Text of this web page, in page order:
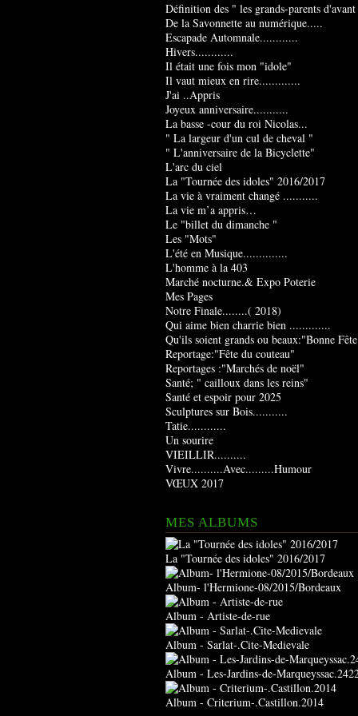
Définition des " les grands-parents
De la Savonnette au numérique.....
Escapade Automnale............
Hivers............
Il était une fois mon "idole"
Il vaut mieux en rire.............
J'ai ..Appris
Joyeux anniversaire...........
La basse -cour du roi Nicolas...
" La largeur d'un cul de cheval "
" L'anniversaire de la Bicyclette"
L'arc du ciel
La "Tournée des idoles" 2016/2017
La vie à vraiment changé ...........
La vie m’a appris…
Le "billet du dimanche "
Les "Mots"
L'été en Musique..............
L'homme à la 403
Marché nocturne.& Expo Poterie
Mes Pages
Notre Finale........( 2018)
Qui aime bien charrie bien .............
Qu'ils soient grands ou beaux:"Bonne
Reportage:"Fête du couteau"
Reportages :"Marchés de noël"
Santé; " cailloux dans les reins"
Santé et espoir pour 2025
Sculptures sur Bois...........
Tatie............
Un sourire
VIEILLIR..........
Vivre..........Avec.........Humour
VŒUX 2017
MES ALBUMS
La "Tournée des idoles" 2016/2017
Album- l'Hermione-08/2015/Bordeaux
Album - Artiste-de-rue
Album - Sarlat-.Cite-Medievale
Album - Les-Jardins-de-
Album - Criterium-.Castillon.2014